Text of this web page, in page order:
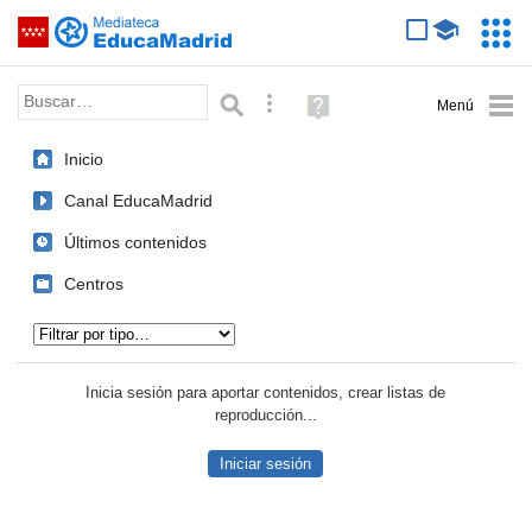
Saltar navegación
Palabra o frase: Búsqueda avanzada
Ayuda
(en
Inicio
Canal EducaMadrid
Últimos contenidos
Centros
Inicia sesión para aportar contenidos, crear listas de
reproducción...
Iniciar sesión